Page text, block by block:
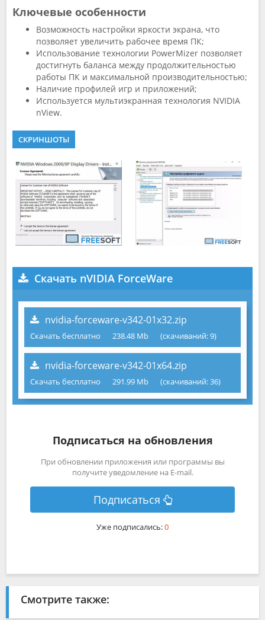
Ключевые особенности
Возможность настройки яркости экрана, что
позволяет увеличить рабочее время ПК;
Использование технологии PowerMizer позволяет
достигнуть баланса между продолжительностью
работы ПК и максимальной производительностью;
Наличие профилей игр и приложений;
Используется мультиэкранная технология NVIDIA
nView.
СКРИНШОТЫ
Скачать nVIDIA ForceWare
nvidia-forceware-v342-01x32.zip
Скачать бесплатно 238.48 Mb (cкачиваний: 9)
nvidia-forceware-v342-01x64.zip
Скачать бесплатно 291.99 Mb (cкачиваний: 36)
Подписаться на обновления
При обновлении приложения или программы вы
получите уведомление на E-mail.
Подписаться
Уже подписались:0
Смотрите также: